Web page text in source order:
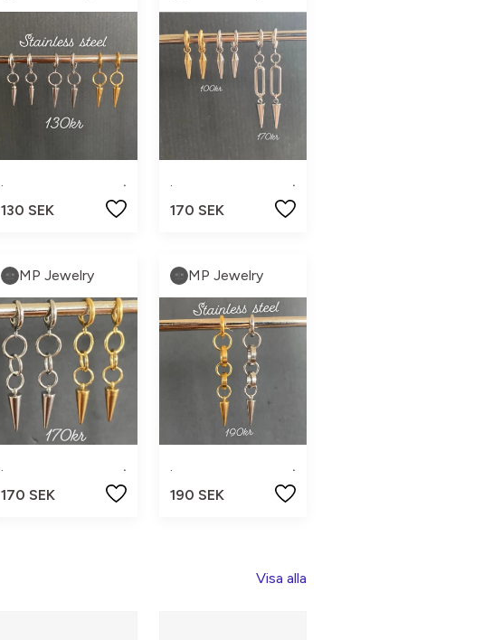
.
130 SEK
.
170 SEK
MP Jewelry
.
170 SEK
MP Jewelry
.
190 SEK
Visa alla